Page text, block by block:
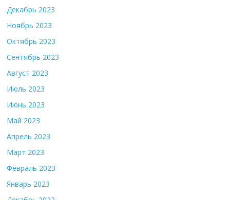
Декабрь 2023
Ноябрь 2023
Октябрь 2023
Сентябрь 2023
Август 2023
Июль 2023
Июнь 2023
Май 2023
Апрель 2023
Март 2023
Февраль 2023
Январь 2023